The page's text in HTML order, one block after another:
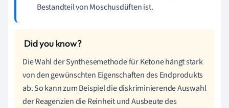
Bestandteil von Moschusdüften ist.
Die Wahl der Synthesemethode für Ketone hängt stark
von den gewünschten Eigenschaften des Endprodukts
ab. So kann zum Beispiel die diskriminierende Auswahl
der Reagenzien die Reinheit und Ausbeute des